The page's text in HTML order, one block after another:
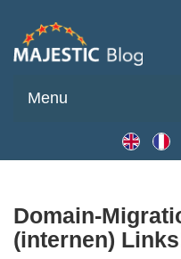
Menu
Domain-
(internen)